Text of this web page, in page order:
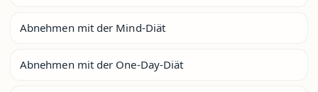
Abnehmen mit der Mind-Diät
Abnehmen mit der One-Day-Diät